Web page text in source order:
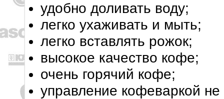
удобно доливать воду;
легко ухаживать и мыть;
легко вставлять рожок;
высокое качество кофе;
очень горячий кофе;
управление кофеваркой